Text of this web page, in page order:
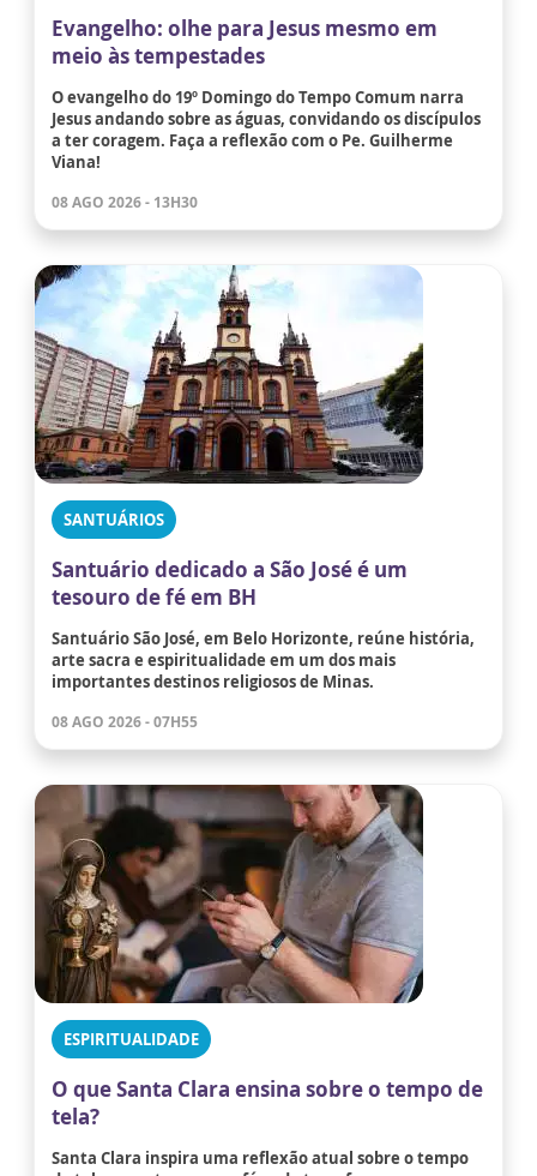
Evangelho: olhe para Jesus mesmo em
meio às tempestades
O evangelho do 19º Domingo do Tempo Comum narra
Jesus andando sobre as águas, convidando os discípulos
a ter coragem. Faça a reflexão com o Pe. Guilherme
Viana!
08 AGO 2026 - 13H30
SANTUÁRIOS
Santuário dedicado a São José é um
tesouro de fé em BH
Santuário São José, em Belo Horizonte, reúne história,
arte sacra e espiritualidade em um dos mais
importantes destinos religiosos de Minas.
08 AGO 2026 - 07H55
ESPIRITUALIDADE
O que Santa Clara ensina sobre o tempo de
tela?
Santa Clara inspira uma reflexão atual sobre o tempo